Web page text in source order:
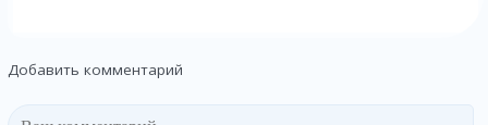
Добавить комментарий